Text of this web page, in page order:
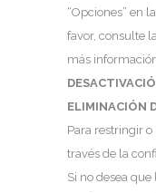
“Opciones” en
favor, consulte
más
ELIMINACIÓN
Para restringir o
través de la
Si no desea